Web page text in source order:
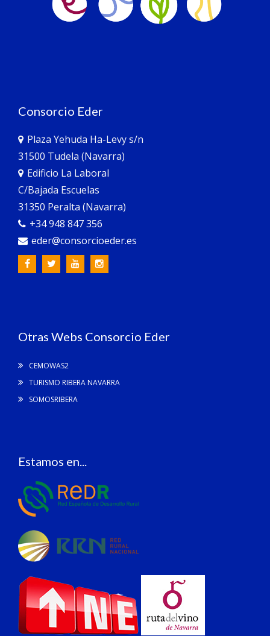
Consorcio Eder
Plaza Yehuda Ha-Levy s/n
31500 Tudela (Navarra)
Edificio La Laboral
C/Bajada Escuelas
31350 Peralta (Navarra)
+34 948 847 356
eder@consorcioeder.es
Otras Webs Consorcio Eder
CEMOWAS2
TURISMO RIBERA NAVARRA
SOMOSRIBERA
Estamos en...